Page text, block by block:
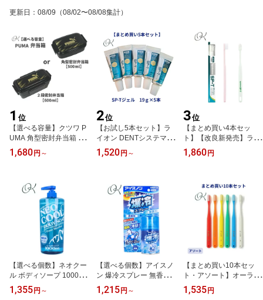
用）歯ブラシ オーラル
ムケア むし歯予防 ブラ
ッシング
ケア
更新日 ： 08/09 （08/02〜08/08集計）
1 位
【選べる容量】クツワ P
UMA 角型密封弁当箱 【5
00ml PM536】 PUMA 2
段密封弁当箱【600ml P
ツ 公園 お弁当 プーマ 学
童 お留守番
1,680円 ～
2位
【お試し5本セット】ラ
イオン DENTシステマSP
-Tジェル19g×5本 LION 1
9g お試し 試供品 歯みが
院専売 歯周病予防 無研
磨 携帯 まとめ買い
1,520円 ～
3位
【まとめ買い4本セッ
ト】【改良新発売】ライ
オン システマ SP-T 歯ブ
ラシ SPT 歯周病 むし歯
1,860円
【選べる個数】ネオクー
ル ボディソープ 1000mL
夏 爽快 メントール 汗 ニ
オイ 皮脂 中学生 高校生
1,355円 ～
【選べる個数】アイスノ
ン 爆冷スプレー 無香料
携帯用 95mL 熱中症対策
部活 外出 外回り 営業 外
1,215円 ～
【まとめ買い10本セッ
ト・アソート】オーラル
ケア タフト24 歯ブラシ
毛のかたさ 【SS】 歯科
1,535円